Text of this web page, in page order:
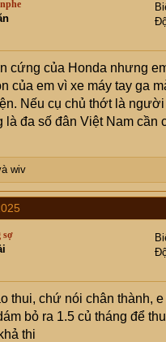
cứng của Honda nhưng
của em vì xe máy tay ga
Nếu cụ chủ thớt là
đa số đân Việt Nam cần
wiv
sợ
thui, chứ nói chân thành,
bỏ ra 1.5 củ tháng để
thi